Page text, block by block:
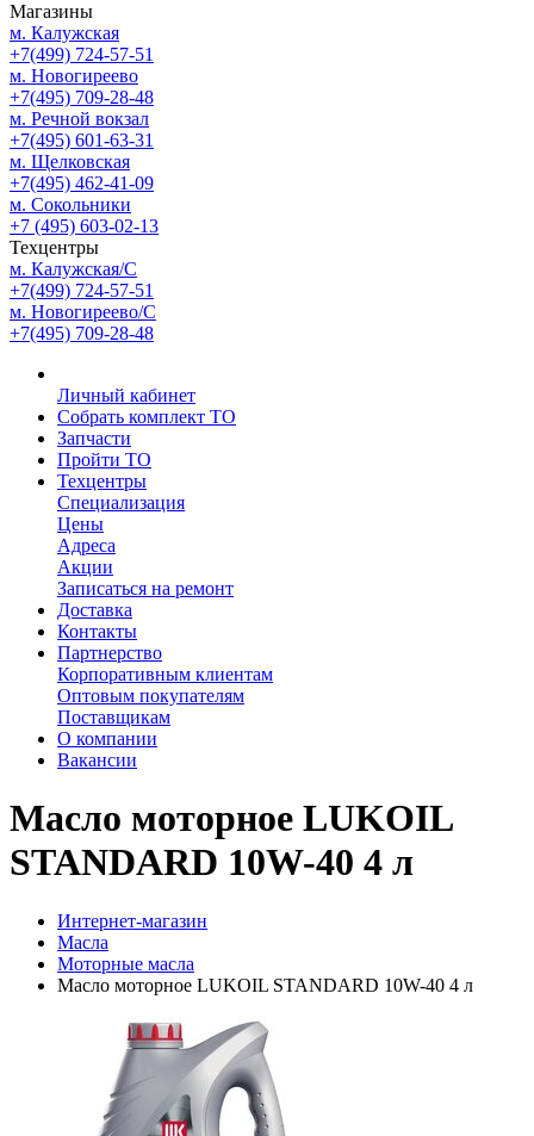
Магазины
м. Калужская
+7(499) 724-57-51
м. Новогиреево
+7(495) 709-28-48
м. Речной вокзал
+7(495) 601-63-31
м. Щелковская
+7(495) 462-41-09
м. Сокольники
+7 (495) 603-02-13
Техцентры
м. Калужская/С
+7(499) 724-57-51
м. Новогиреево/С
+7(495) 709-28-48
Личный кабинет
Собрать комплект ТО
Запчасти
Пройти ТО
Техцентры
Специализация
Цены
Адреса
Акции
Записаться на ремонт
Доставка
Контакты
Партнерство
Корпоративным клиентам
Оптовым покупателям
Поставщикам
О компании
Вакансии
Масло моторное LUKOIL
STANDARD 10W-40 4 л
Интернет-магазин
Масла
Моторные масла
Масло моторное LUKOIL STANDARD 10W-40 4 л